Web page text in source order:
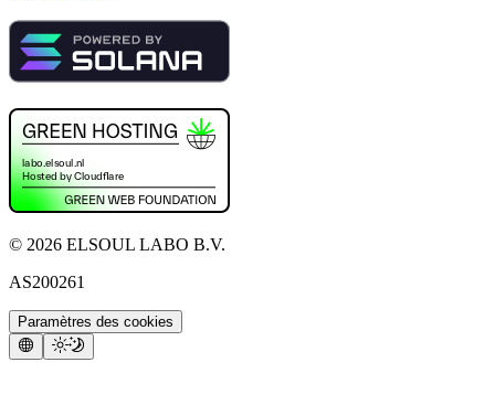
© 2026 ELSOUL LABO B.V.
AS200261
Paramètres des cookies